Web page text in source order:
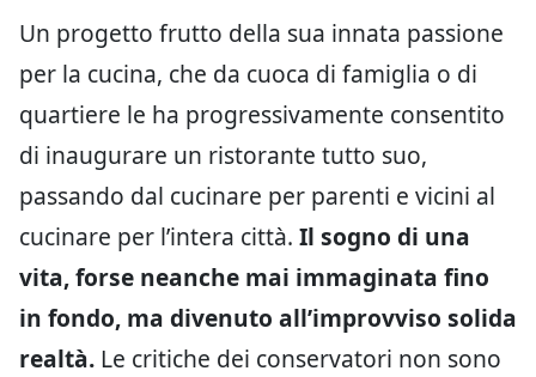
Un progetto frutto della sua innata passione
per la cucina, che da cuoca di famiglia o di
quartiere le ha progressivamente consentito
di inaugurare un ristorante tutto suo,
passando dal cucinare per parenti e vicini al
cucinare per l’intera città. Il sogno di una
vita, forse neanche mai immaginata fino
in fondo, ma divenuto all’improvviso solida
realtà. Le critiche dei conservatori non sono